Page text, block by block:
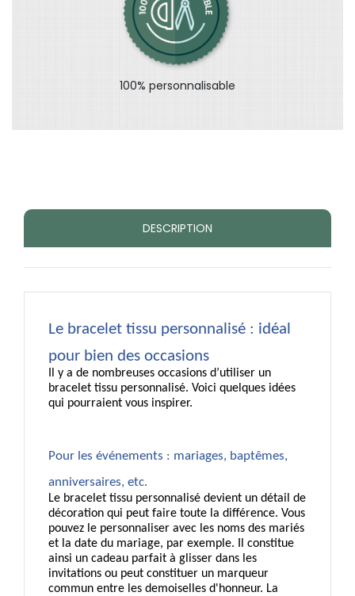
100% personnalisable
DESCRIPTION
Le bracelet tissu personnalisé : idéal
pour bien des occasions
Il y a de nombreuses occasions d’utiliser un
bracelet tissu personnalisé. Voici quelques idées
qui pourraient vous inspirer.
Pour les événements : mariages, baptêmes,
anniversaires, etc.
Le bracelet tissu personnalisé devient un détail de
décoration qui peut faire toute la différence. Vous
pouvez le personnaliser avec les noms des mariés
et la date du mariage, par exemple. Il constitue
ainsi un cadeau parfait à glisser dans les
invitations ou peut constituer un marqueur
commun entre les demoiselles d'honneur. La